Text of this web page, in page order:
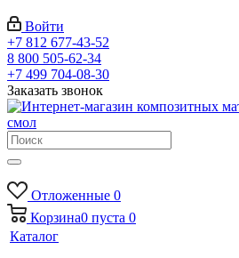
Войти
+7 812 677-43-52
8 800 505-62-34
+7 499 704-08-30
Заказать звонок
Отложенные 0
Корзина0 пуста 0
Каталог